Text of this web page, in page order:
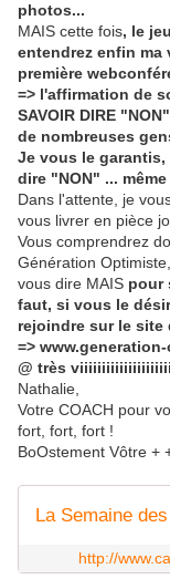
photos...
MAIS cette fois, le
entendrez enfin
première
=> l'affirmation de
SAVOIR DIRE
de nombreuses
Je vous le
dire "NON" ...
Dans l'attente, je
vous livrer en pièce
Vous comprendrez
Génération
vous dire MAIS pour
faut, si vous le
rejoindre sur le
=>
@ très
Nathalie,
Votre COACH pour
fort, fort, fort !
BoOstement Vôtre +
La Semaine
http://